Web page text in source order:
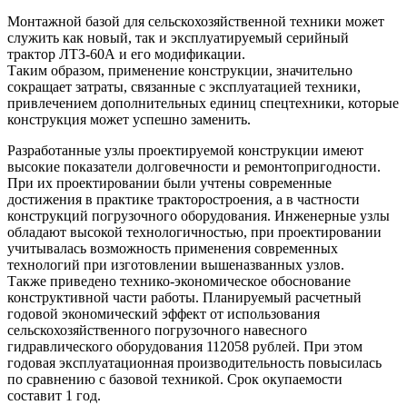
Монтажной базой для сельскохозяйственной техники может
служить как новый, так и эксплуатируемый серийный
трактор ЛТЗ-60А и его модификации.
Таким образом, применение конструкции, значительно
сокращает затраты, связанные с эксплуатацией техники,
привлечением дополнительных единиц спецтехники, которые
конструкция может успешно заменить.
Разработанные узлы проектируемой конструкции имеют
высокие показатели долговечности и ремонтопригодности.
При их проектировании были учтены современные
достижения в практике тракторостроения, а в частности
конструкций погрузочного оборудования. Инженерные узлы
обладают высокой технологичностью, при проектировании
учитывалась возможность применения современных
технологий при изготовлении вышеназванных узлов.
Также приведено технико-экономическое обоснование
конструктивной части работы. Планируемый расчетный
годовой экономический эффект от использования
сельскохозяйственного погрузочного навесного
гидравлического оборудования 112058 рублей. При этом
годовая эксплуатационная производительность повысилась
по сравнению с базовой техникой. Срок окупаемости
составит 1 год.